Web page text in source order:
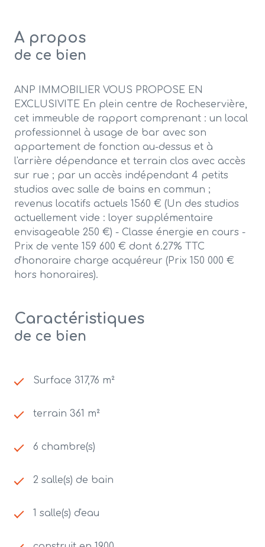
A propos
de ce bien
ANP IMMOBILIER VOUS PROPOSE EN
EXCLUSIVITE En plein centre de Rocheservière,
cet immeuble de rapport comprenant : un local
professionnel à usage de bar avec son
appartement de fonction au-dessus et à
l'arrière dépendance et terrain clos avec accès
sur rue ; par un accès indépendant 4 petits
studios avec salle de bains en commun ;
revenus locatifs actuels 1560 € (Un des studios
actuellement vide : loyer supplémentaire
envisageable 250 €) - Classe énergie en cours -
Prix de vente 159 600 € dont 6.27% TTC
d'honoraire charge acquéreur (Prix 150 000 €
hors honoraires).
Caractéristiques
de ce bien
Surface 317,76 m²
terrain 361 m²
6 chambre(s)
2 salle(s) de bain
1 salle(s) d'eau